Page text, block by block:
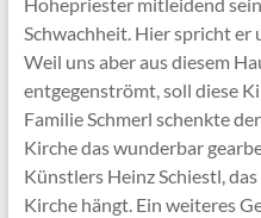
Schwachheit. Hier spricht er
Weil uns aber aus diesem
entgegenströmt, soll diese
Familie Schmerl schenkte
Kirche das wunderbar
Künstlers Heinz Schiestl,
Kirche hängt. Ein weiteres